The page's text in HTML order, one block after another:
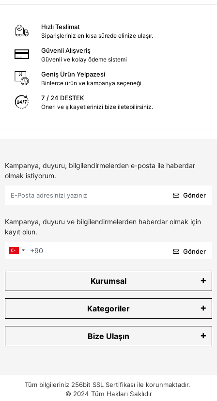
Hızlı Teslimat
Siparişleriniz en kısa sürede elinize ulaşır.
Güvenli Alışveriş
Güvenli ve kolay ödeme sistemi
Geniş Ürün Yelpazesi
Binlerce ürün ve kampanya seçeneği
7 / 24 DESTEK
Öneri ve şikayetlerinizi bize iletebilirsiniz.
Kampanya, duyuru, bilgilendirmelerden e-posta ile haberdar
olmak istiyorum.
Gönder
Kampanya, duyuru ve bilgilendirmelerden haberdar olmak için
kayıt olun.
Gönder
Kurumsal
Kategoriler
Bize Ulaşın
Tüm bilgileriniz 256bit SSL Sertifikası ile korunmaktadır.
© 2024 Tüm Hakları Saklıdır